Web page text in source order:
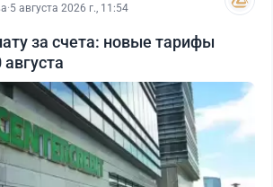
·5 августа 2026 г., 11:54
за счета: новые тарифы